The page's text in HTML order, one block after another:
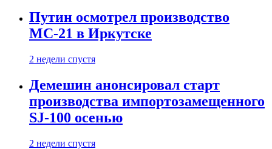
Путин осмотрел производство
МС-21 в Иркутске
2 недели спустя
Демешин анонсировал старт
производства импортозамещенного
SJ-100 осенью
2 недели спустя